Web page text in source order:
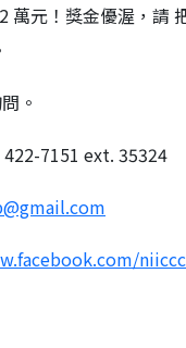
萬元！獎金優渥，請
。
7151 ext. 35324